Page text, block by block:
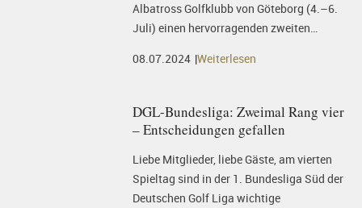
Albatross Golfklubb von Göteborg (4.–6.
Juli) einen hervorragenden zweiten…
08.07.2024 Weiterlesen
DGL-Bundesliga: Zweimal Rang vier
– Entscheidungen gefallen
Liebe Mitglieder, liebe Gäste, am vierten
Spieltag sind in der 1. Bundesliga Süd der
Deutschen Golf Liga wichtige